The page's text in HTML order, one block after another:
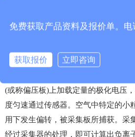
采用“电容式吸入法”原理进行负离子
(或称偏压板)上加载定量的极化电压
度匀速通过传感器。空气中特定的小
用下发生偏转，被采集板所捕获。采
经过采集器的处理，即可计算出负离
免费获取产品资料及报价单。
获取报价 立即咨询